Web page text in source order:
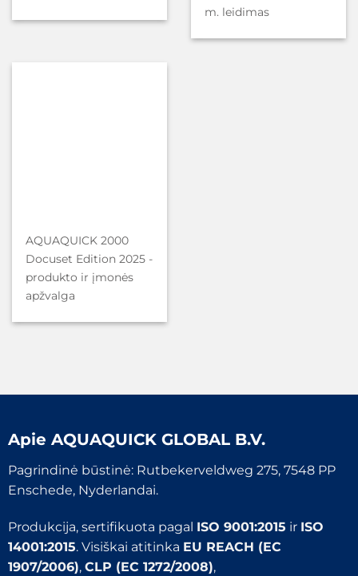
m. leidimas
AQUAQUICK 2000
Docuset Edition 2025 -
produkto ir įmonės
apžvalga
Apie AQUAQUICK GLOBAL B.V.
Pagrindinė būstinė: Rutbekerveldweg 275, 7548 PP
Enschede, Nyderlandai.
Produkcija, sertifikuota pagal ISO 9001:2015 ir ISO
14001:2015. Visiškai atitinka EU REACH (EC
1907/2006), CLP (EC 1272/2008),